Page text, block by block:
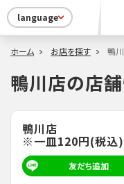
language
ホーム お店を探す 鴨
鴨川店の店
鴨川店
※一皿120円(税込
友だち追加